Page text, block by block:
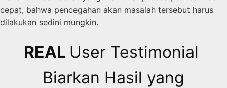
cepat, bahwa pencegahan akan masalah tersebut harus
dilakukan sedini mungkin.
REAL User Testimonial
Biarkan Hasil yang